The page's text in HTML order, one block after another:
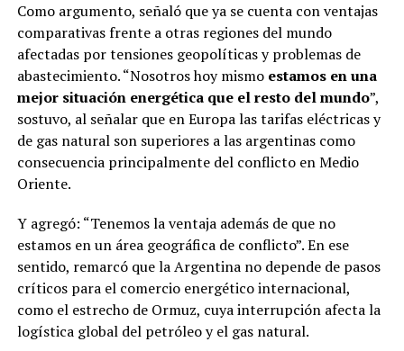
Como argumento, señaló que ya se cuenta con ventajas
comparativas frente a otras regiones del mundo
afectadas por tensiones geopolíticas y problemas de
abastecimiento. “Nosotros hoy mismo estamos en una
mejor situación energética que el resto del mundo”,
sostuvo, al señalar que en Europa las tarifas eléctricas y
de gas natural son superiores a las argentinas como
consecuencia principalmente del conflicto en Medio
Oriente.
Y agregó: “Tenemos la ventaja además de que no
estamos en un área geográfica de conflicto”. En ese
sentido, remarcó que la Argentina no depende de pasos
críticos para el comercio energético internacional,
como el estrecho de Ormuz, cuya interrupción afecta la
logística global del petróleo y el gas natural.